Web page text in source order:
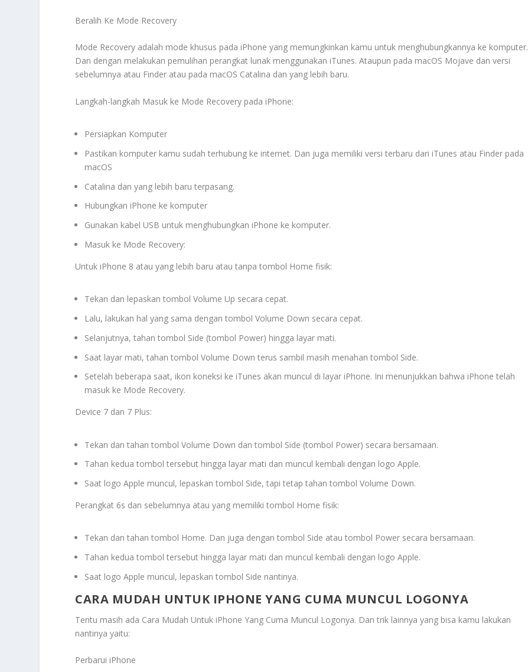
Beralih Ke Mode Recovery
Mode Recovery adalah mode khusus pada iPhone yang memungkinkan kamu untuk menghubungkannya ke komputer.
Dan dengan melakukan pemulihan perangkat lunak menggunakan iTunes. Ataupun pada macOS Mojave dan versi
sebelumnya atau Finder atau pada macOS Catalina dan yang lebih baru.
Langkah-langkah Masuk ke Mode Recovery pada iPhone:
Persiapkan Komputer
Pastikan komputer kamu sudah terhubung ke internet. Dan juga memiliki versi terbaru dari iTunes atau Finder pada
macOS
Catalina dan yang lebih baru terpasang.
Hubungkan iPhone ke komputer
Gunakan kabel USB untuk menghubungkan iPhone ke komputer.
Masuk ke Mode Recovery:
Untuk iPhone 8 atau yang lebih baru atau tanpa tombol Home fisik:
Tekan dan lepaskan tombol Volume Up secara cepat.
Lalu, lakukan hal yang sama dengan tombol Volume Down secara cepat.
Selanjutnya, tahan tombol Side (tombol Power) hingga layar mati.
Saat layar mati, tahan tombol Volume Down terus sambil masih menahan tombol Side.
Setelah beberapa saat, ikon koneksi ke iTunes akan muncul di layar iPhone. Ini menunjukkan bahwa iPhone telah
masuk ke Mode Recovery.
Device 7 dan 7 Plus:
Tekan dan tahan tombol Volume Down dan tombol Side (tombol Power) secara bersamaan.
Tahan kedua tombol tersebut hingga layar mati dan muncul kembali dengan logo Apple.
Saat logo Apple muncul, lepaskan tombol Side, tapi tetap tahan tombol Volume Down.
Perangkat 6s dan sebelumnya atau yang memiliki tombol Home fisik:
Tekan dan tahan tombol Home. Dan juga dengan tombol Side atau tombol Power secara bersamaan.
Tahan kedua tombol tersebut hingga layar mati dan muncul kembali dengan logo Apple.
Saat logo Apple muncul, lepaskan tombol Side nantinya.
CARA MUDAH UNTUK IPHONE YANG CUMA MUNCUL LOGONYA
Tentu masih ada Cara Mudah Untuk iPhone Yang Cuma Muncul Logonya. Dan trik lainnya yang bisa kamu lakukan
nantinya yaitu:
Perbarui iPhone